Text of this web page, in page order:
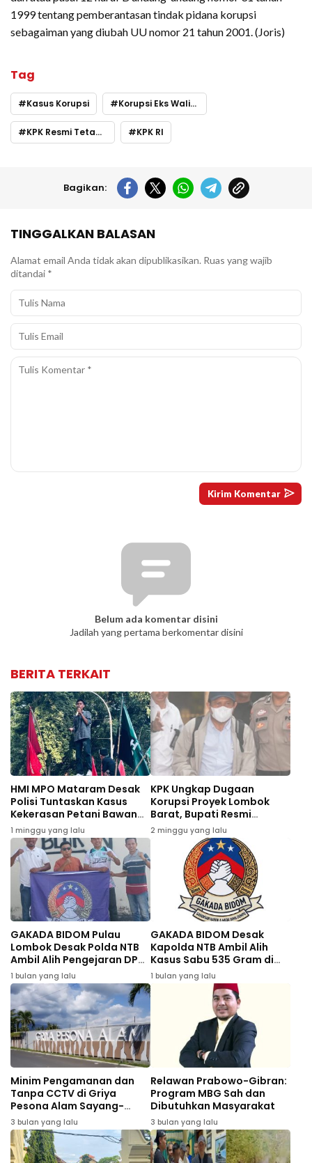
1999 tentang pemberantasan tindak pidana korupsi
sebagaiman yang diubah UU nomor 21 tahun 2001. (Joris)
Tag
Kasus Korupsi Korupsi Eks Walikota Bima
KPK Resmi Tetapkan HM Lutfi Jadi Tersangka KPK RI
Bagikan:
TINGGALKAN BALASAN
Alamat email Anda tidak akan dipublikasikan. Ruas yang wajib
ditandai *
Belum ada komentar disini
Jadilah yang pertama berkomentar disini
BERITA TERKAIT
HMI MPO Mataram Desak
Polisi Tuntaskan Kasus
Kekerasan Petani Bawang
Bima
1 minggu yang lalu
KPK Ungkap Dugaan
Korupsi Proyek Lombok
Barat, Bupati Resmi
Tersangka
2 minggu yang lalu
GAKADA BIDOM Pulau
Lombok Desak Polda NTB
Ambil Alih Pengejaran DPO
Kasus Dugaan Peredaran
535 Gram Sabu di Bima
1 bulan yang lalu
GAKADA BIDOM Desak
Kapolda NTB Ambil Alih
Kasus Sabu 535 Gram di
Bima
1 bulan yang lalu
Minim Pengamanan dan
Tanpa CCTV di Griya
Pesona Alam Sayang-
Sayang, Warga Desak
Evaluasi Pengembang
Perumahan
3 bulan yang lalu
Relawan Prabowo-Gibran:
Program MBG Sah dan
Dibutuhkan Masyarakat
3 bulan yang lalu